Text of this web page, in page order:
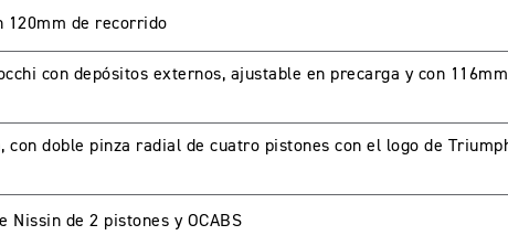
120mm de recorrido
con depósitos externos, ajustable en precarga y con
con doble pinza radial de cuatro pistones con el logo de
Nissin de 2 pistones y OCABS